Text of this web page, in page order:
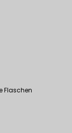
Flaschen